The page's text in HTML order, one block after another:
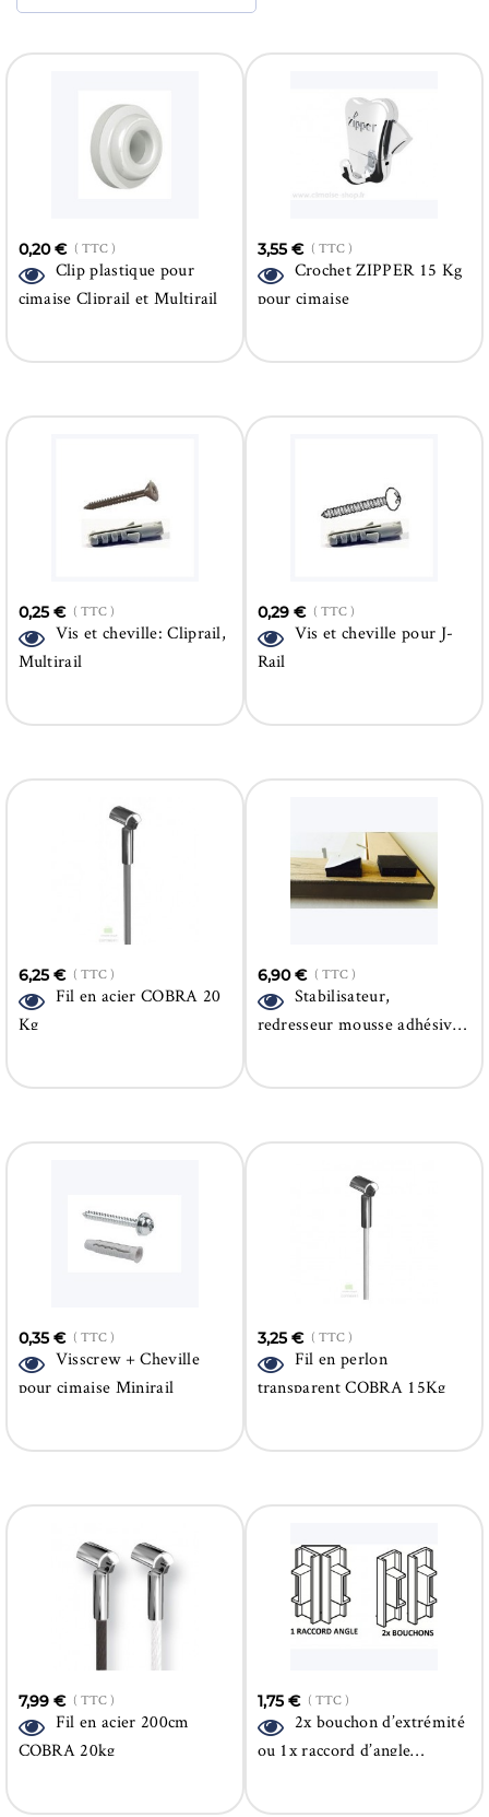
0,20 € ( TTC )
Clip plastique pour
cimaise Cliprail et Multirail
3,55 € ( TTC )
Crochet ZIPPER 15 Kg
pour cimaise
0,25 € ( TTC )
Vis et cheville: Cliprail,
Multirail
0,29 € ( TTC )
Vis et cheville pour J-
Rail
6,25 € ( TTC )
Fil en acier COBRA 20
Kg
6,90 € ( TTC )
Stabilisateur,
redresseur mousse adhésive
0,35 € ( TTC )
Visscrew + Cheville
pour cimaise Minirail
3,25 € ( TTC )
Fil en perlon
transparent COBRA 15Kg
7,99 € ( TTC )
Fil en acier 200cm
COBRA 20kg
1,75 € ( TTC )
2x bouchon d’extrémité
ou 1x raccord d’angle